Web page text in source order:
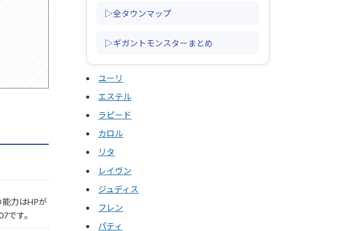
力はHPが
です。
▷全タウンマップ
▷ギガントモンスターまとめ
ユーリ
エステル
ラピード
カロル
リタ
レイヴン
ジュディス
フレン
パティ